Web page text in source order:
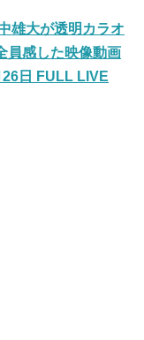
雄大が透明カラオ
員感した映像動画
日 FULL LIVE